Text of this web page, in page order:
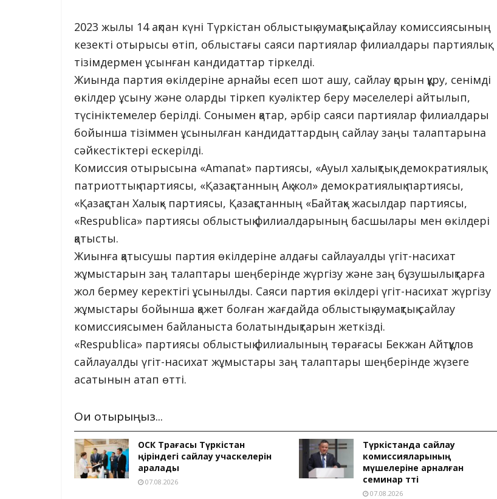
2023 жылы 14 ақпан күні Түркістан облыстық аумақтық сайлау комиссиясының
кезекті отырысы өтіп, облыстағы саяси партиялар филиалдары партиялық
тізімдермен ұсынған кандидаттар тіркелді.
Жиында партия өкілдеріне арнайы есеп шот ашу, сайлау қорын құру, сенімді
өкілдер ұсыну және оларды тіркеп куәліктер беру мәселелері айтылып,
түсініктемелер берілді. Сонымен қатар, әрбір саяси партиялар филиалдары
бойынша тізіммен ұсынылған кандидаттардың сайлау заңы талаптарына
сәйкестіктері ескерілді.
Комиссия отырысына «Amanat» партиясы, «Ауыл халықтық- демократиялық
патриоттық партиясы, «Қазақстанның Ақ жол» демократиялық партиясы,
«Қазақстан Халық» партиясы, Қазақстанның «Байтақ» жасылдар партиясы,
«Respublica» партиясы облыстық филиалдарының басшылары мен өкілдері
қатысты.
Жиынға қатысушы партия өкілдеріне алдағы сайлауалды үгіт-насихат
жұмыстарын заң талаптары шеңберінде жүргізу және заң бұзушылықтарға
жол бермеу керектігі ұсынылды. Саяси партия өкілдері үгіт-насихат жүргізу
жұмыстары бойынша қажет болған жағдайда облыстық аумақтық сайлау
комиссиясымен байланыста болатындықтарын жеткізді.
«Respublica» партиясы облыстық филиалының төрағасы Бекжан Айтқұлов
сайлауалды үгіт-насихат жұмыстары заң талаптары шеңберінде жүзеге
асатынын атап өтті.
Оқи отырыңыз...
ОСК Төрағасы Түркістан
өңіріндегі сайлау учаскелерін
аралады
07.08.2026
Түркістанда сайлау
комиссияларының
мүшелеріне арналған
семинар өтті
07.08.2026